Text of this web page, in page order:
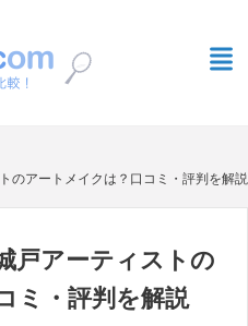
のアートメイクは？口コミ・評判を解説
戸アーティストの
ミ・評判を解説